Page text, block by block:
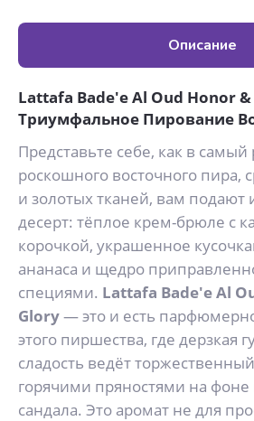
Описание
Lattafa Bade'e Al Oud Honor
Триумфальное Пирование
Представьте себе, как в самый
роскошного восточного пира,
и золотых тканей, вам подают
десерт: тёплое крем-брюле с
корочкой, украшенное
ананаса и щедро
специями. Lattafa Bade'e Al
Glory— это и есть
этого пиршества, где дерзкая
сладость ведёт
горячими пряностями на фоне
сандала. Это аромат не для